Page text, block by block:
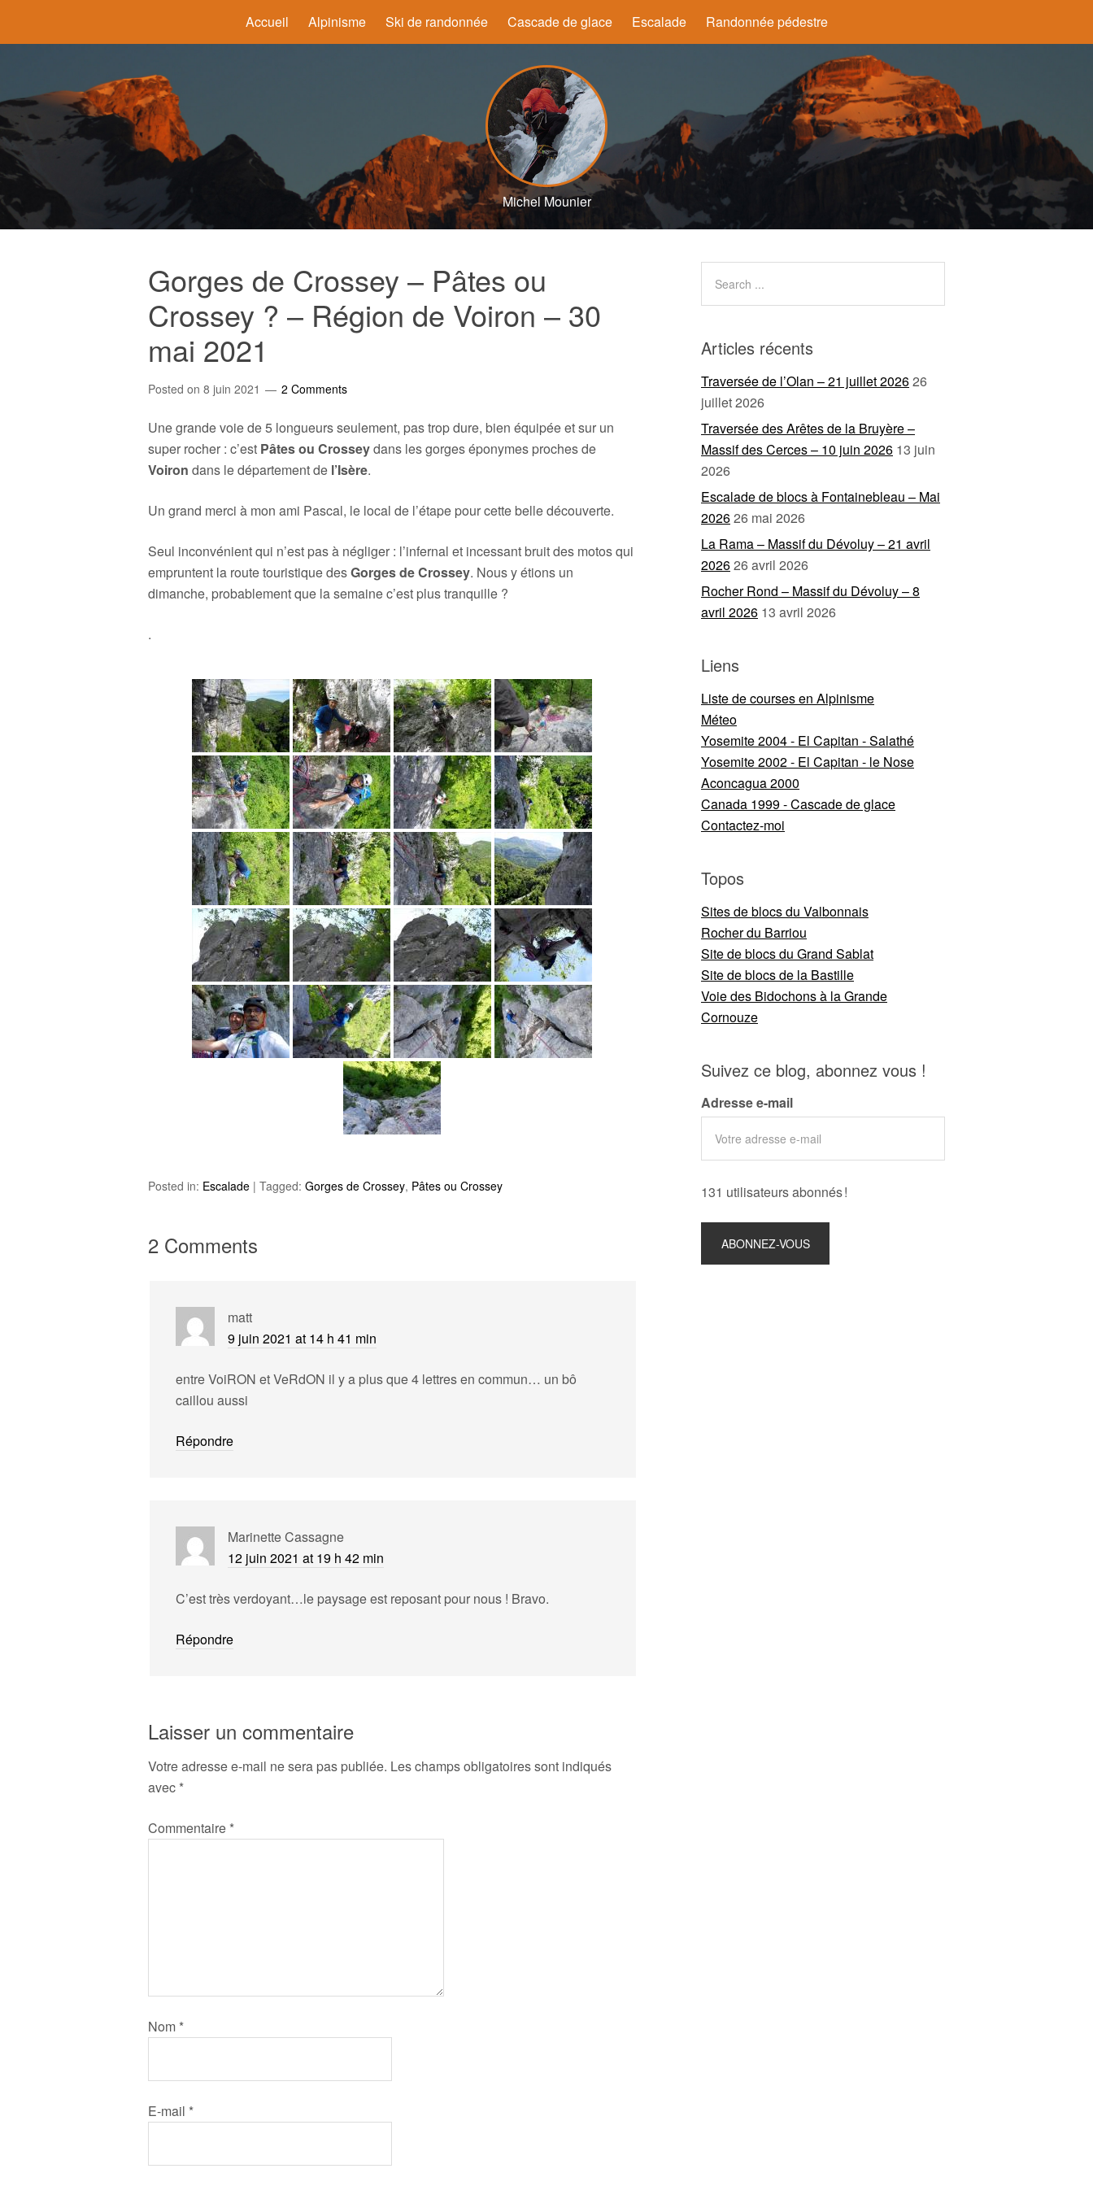
Accueil Alpinisme Ski de randonnée Cascade de glace Escalade Randonnée pédestre
Michel Mounier
Gorges de Crossey – Pâtes ou
Crossey ? – Région de Voiron – 30
mai 2021
Posted on 8 juin 2021 2 Comments
Une grande voie de 5 longueurs seulement, pas trop dure, bien équipée et sur un
super rocher : c’est Pâtes ou Crosseydans les gorges éponymes proches de
Voiron dans le département de l’Isère.
Un grand merci à mon ami Pascal, le local de l’étape pour cette belle découverte.
Seul inconvénient qui n’est pas à négliger : l’infernal et incessant bruit des motos qui
empruntent la route touristique desGorges de Crossey. Nous y étions un
dimanche, probablement que la semaine c’est plus tranquille ?
.
Posted in: Escalade | Tagged: Gorges de Crossey, Pâtes ou Crossey
2 Comments
matt
9 juin 2021 at 14 h 41 min
entre VoiRON et VeRdON il y a plus que 4 lettres en commun… un bô
caillou aussi
Répondre
Marinette Cassagne
12 juin 2021 at 19 h 42 min
C’est très verdoyant…le paysage est reposant pour nous ! Bravo.
Répondre
Laisser un commentaire
Votre adresse e-mail ne sera pas publiée. Les champs obligatoires sont indiqués
avec *
Commentaire *
Nom *
E-mail *
Articles récents
Traversée de l’Olan – 21 juillet 202626
juillet 2026
Traversée des Arêtes de la Bruyère –
Massif des Cerces – 10 juin 2026 13 juin
2026
Escalade de blocs à Fontainebleau – Mai
202626 mai 2026
La Rama – Massif du Dévoluy – 21 avril
202626 avril 2026
Rocher Rond – Massif du Dévoluy – 8
avril 2026 13 avril 2026
Liens
Liste de courses en Alpinisme
Méteo
Yosemite 2004 - El Capitan - Salathé
Yosemite 2002 - El Capitan - le Nose
Aconcagua 2000
Canada 1999 - Cascade de glace
Contactez-moi
Topos
Sites de blocs du Valbonnais
Rocher du Barriou
Site de blocs du Grand Sablat
Site de blocs de la Bastille
Voie des Bidochons à la Grande
Cornouze
Suivez ce blog, abonnez vous !
Adresse e-mail
131 utilisateurs abonnés !